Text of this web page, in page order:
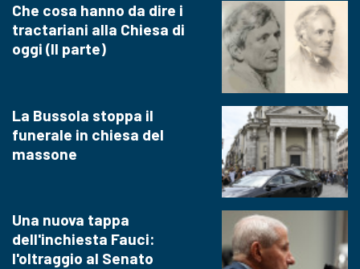
Che cosa hanno da dire i
tractariani alla Chiesa di
oggi (II parte)
La Bussola stoppa il
funerale in chiesa del
massone
Una nuova tappa
dell'inchiesta Fauci:
l'oltraggio al Senato